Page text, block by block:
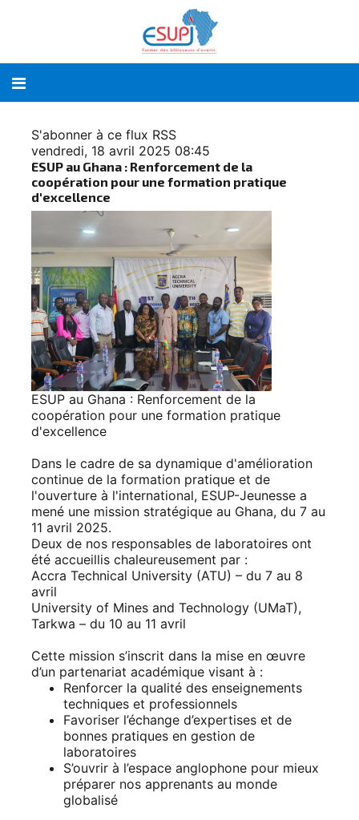
S'abonner à ce flux RSS
vendredi, 18 avril 2025 08:45
ESUP au Ghana : Renforcement de la
coopération pour une formation pratique
d'excellence
ESUP au Ghana : Renforcement de la
coopération pour une formation pratique
d'excellence
Dans le cadre de sa dynamique d'amélioration
continue de la formation pratique et de
l'ouverture à l'international, ESUP-Jeunesse a
mené une mission stratégique au Ghana, du 7 au
11 avril 2025.
Deux de nos responsables de laboratoires ont
été accueillis chaleureusement par :
Accra Technical University (ATU) – du 7 au 8
avril
University of Mines and Technology (UMaT),
Tarkwa – du 10 au 11 avril
Cette mission s’inscrit dans la mise en œuvre
d’un partenariat académique visant à :
Renforcer la qualité des enseignements
techniques et professionnels
Favoriser l’échange d’expertises et de
bonnes pratiques en gestion de
laboratoires
S’ouvrir à l’espace anglophone pour mieux
préparer nos apprenants au monde
globalisé